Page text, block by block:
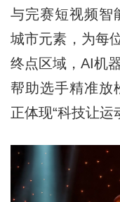
与完赛短视频智
城市元素，为每
终点区域，AI机
帮助选手精准放
正体现“科技让运